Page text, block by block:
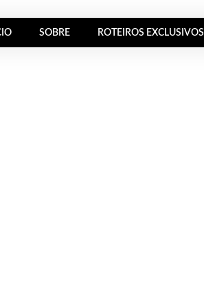
SOBRE ROTEIROS EXCLUSIVOS